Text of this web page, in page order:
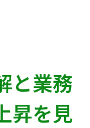
と業務
昇を見